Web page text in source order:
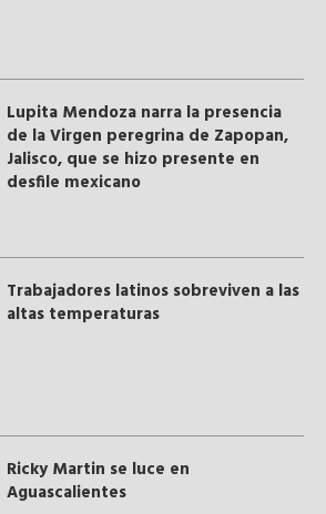
Lupita Mendoza narra la presencia
de la Virgen peregrina de Zapopan,
Jalisco, que se hizo presente en
desfile mexicano
Trabajadores latinos sobreviven a las
altas temperaturas
Ricky Martin se luce en
Aguascalientes